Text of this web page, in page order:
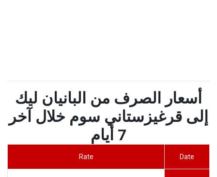
أسعار الصرف من البانيان ليك
إلى قرغيزستاني سوم خلال آخر
7 أيام
Date
Rate